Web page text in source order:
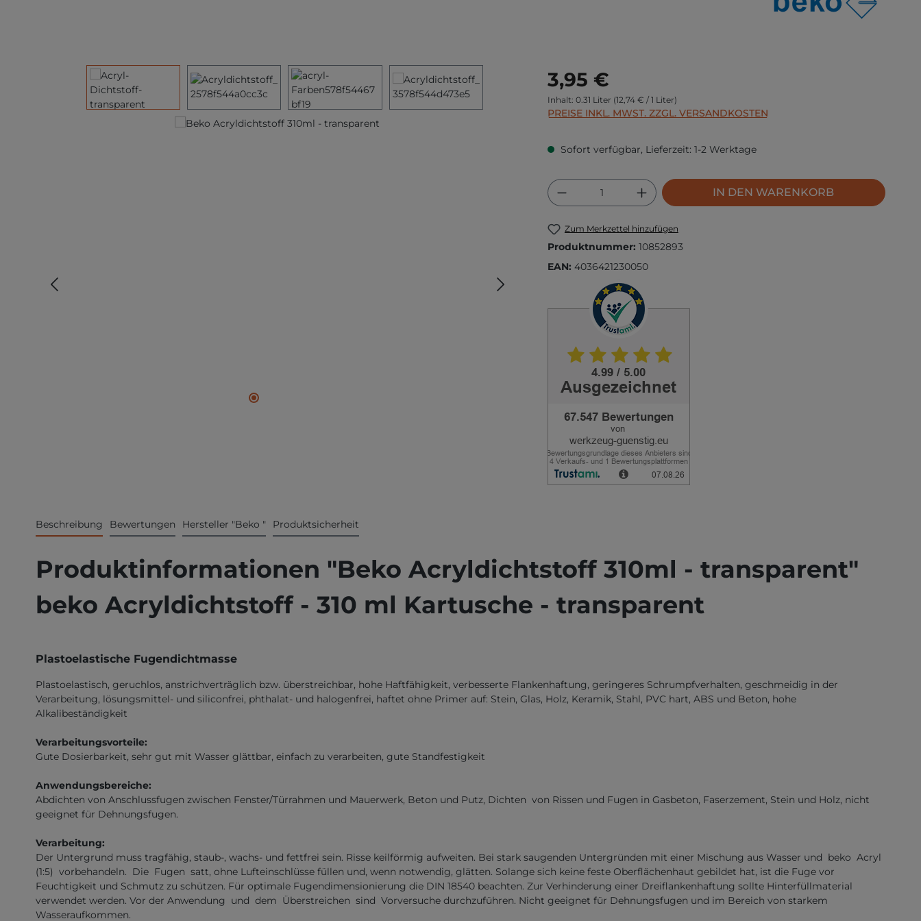
Bildergalerie überspringen Regulärer Preis:
3,95 €
Inhalt: 0.31 Liter (12,74 € / 1 Liter)
PREISE INKL. MWST. ZZGL. VERSANDKOSTEN
Sofort verfügbar, Lieferzeit: 1-2 Werktage
Produkt Anzahl: Gib den gewünschten Wert
IN DEN WARENKORB
Zum Merkzettel hinzufügen
Produktnummer: 10852893
EAN: 4036421230050
Beschreibung Bewertungen Hersteller "Beko " Produktsicherheit
Produktinformationen "Beko Acryldichtstoff 310ml - transparent"
beko Acryldichtstoff - 310 ml Kartusche - transparent
Plastoelastische Fugendichtmasse
Plastoelastisch, geruchlos, anstrichverträglich bzw. überstreichbar, hohe Haftfähigkeit, verbesserte Flankenhaftung, geringeres Schrumpfverhalten, geschmeidig in der
Verarbeitung, lösungsmittel- und siliconfrei, phthalat- und halogenfrei, haftet ohne Primer auf: Stein, Glas, Holz, Keramik, Stahl, PVC hart, ABS und Beton, hohe
Alkalibeständigkeit
Verarbeitungsvorteile:
Gute Dosierbarkeit, sehr gut mit Wasser glättbar, einfach zu verarbeiten, gute Standfestigkeit
Anwendungsbereiche:
Abdichten von Anschlussfugen zwischen Fenster/Türrahmen und Mauerwerk, Beton und Putz, Dichten von Rissen und Fugen in Gasbeton, Faserzement, Stein und Holz, nicht
geeignet für Dehnungsfugen.
Verarbeitung:
Der Untergrund muss tragfähig, staub-, wachs- und fettfrei sein. Risse keilförmig aufweiten. Bei stark saugenden Untergründen mit einer Mischung aus Wasser und beko Acryl
(1:5) vorbehandeln. Die Fugen satt, ohne Lufteinschlüsse füllen und, wenn notwendig, glätten. Solange sich keine feste Oberflächenhaut gebildet hat, ist die Fuge vor
Feuchtigkeit und Schmutz zu schützen. Für optimale Fugendimensionierung die DIN 18540 beachten. Zur Verhinderung einer Dreiflankenhaftung sollte Hinterfüllmaterial
verwendet werden. Vor der Anwendung und dem Überstreichen sind Vorversuche durchzuführen. Nicht geeignet für Dehnungsfugen und im Bereich von starkem
Wasseraufkommen.